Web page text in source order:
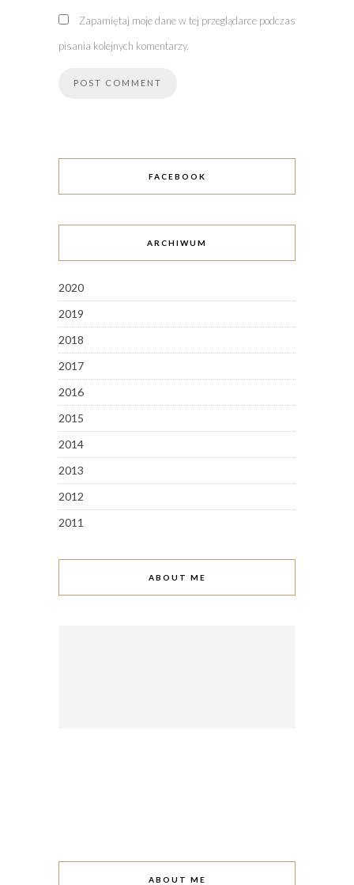
Zapamiętaj moje dane w tej przeglądarce podczas
pisania kolejnych komentarzy.
FACEBOOK
ARCHIWUM
2020
2019
2018
2017
2016
2015
2014
2013
2012
2011
ABOUT ME
ABOUT ME